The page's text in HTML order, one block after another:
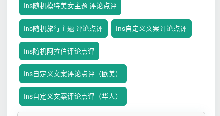
Ins随机模特美女主题 评论点评
Ins随机旅行主题 评论点评 Ins自定义文案评论点评
Ins随机阿拉伯评论点评
Ins自定义文案评论点评（欧美）
Ins自定义文案评论点评（华人）